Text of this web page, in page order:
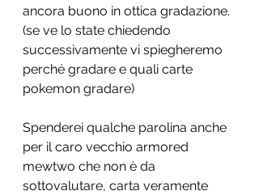
ancora buono in ottica gradazione.
(se ve lo state chiedendo
successivamente vi spiegheremo
perché gradare e quali carte
pokemon gradare)
Spenderei qualche parolina anche
per il caro vecchio armored
mewtwo che non è da
sottovalutare, carta veramente